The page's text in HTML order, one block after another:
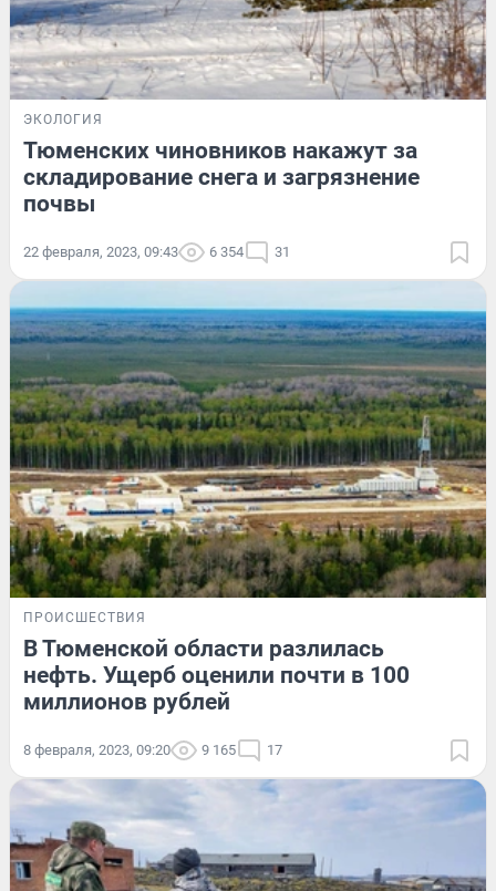
ЭКОЛОГИЯ
Тюменских чиновников накажут за
складирование снега и загрязнение
почвы
22 февраля, 2023, 09:43 6 354 31
ПРОИСШЕСТВИЯ
В Тюменской области разлилась
нефть. Ущерб оценили почти в 100
миллионов рублей
8 февраля, 2023, 09:20 9 165 17